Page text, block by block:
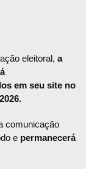
eleitoral, a
em seu site no
comunicação
e permanecerá